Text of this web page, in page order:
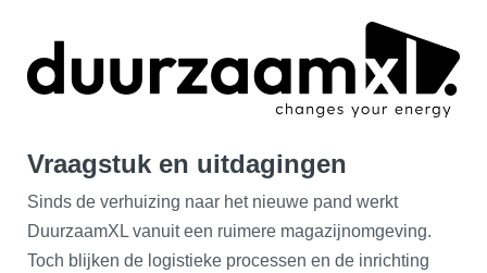
Vraagstuk en uitdagingen
Sinds de verhuizing naar het nieuwe pand werkt
DuurzaamXL vanuit een ruimere magazijnomgeving.
Toch blijken de logistieke processen en de inrichting